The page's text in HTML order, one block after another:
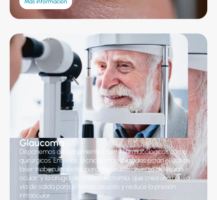
Más información
Glaucoma
Disponemos de tratamientos tanto farmacológicos como
quirúrgicos. Entre las técnicas más utilizadas están el uso de
láser trabeculoplastia, para mejorar el drenaje del líquido
ocular, y la cirugía de trabeculectomía, que crea una nueva
vía de salida para el humor acuoso y reduce la presión
intraocular.